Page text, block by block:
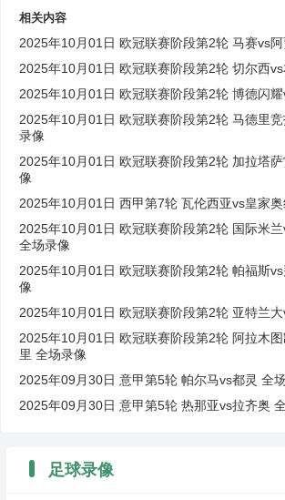
相关内容
2025年10月01日 欧冠联赛阶段第2轮 马赛vs
2025年10月01日 欧冠联赛阶段第2轮 切尔西
2025年10月01日 欧冠联赛阶段第2轮 博德闪
2025年10月01日 欧冠联赛阶段第2轮 马德里
录像
2025年10月01日 欧冠联赛阶段第2轮 加拉塔
像
2025年10月01日 西甲第7轮 瓦伦西亚vs皇家
2025年10月01日 欧冠联赛阶段第2轮 国际米
全场录像
2025年10月01日 欧冠联赛阶段第2轮 帕福斯
像
2025年10月01日 欧冠联赛阶段第2轮 亚特兰
2025年10月01日 欧冠联赛阶段第2轮 阿拉木
里 全场录像
2025年09月30日 意甲第5轮 帕尔马vs都灵 全
2025年09月30日 意甲第5轮 热那亚vs拉齐奥
足球录像